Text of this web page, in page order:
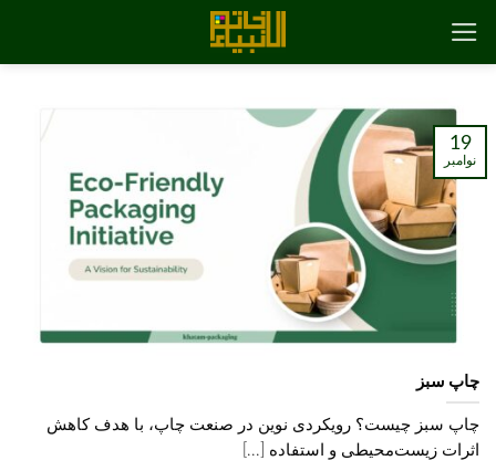
چاپ سبز
چاپ سبز چیست؟ رویکردی نوین در صنعت چاپ، با هدف کاهش
اثرات زیست‌محیطی و استفاده [...]
19
نوامبر